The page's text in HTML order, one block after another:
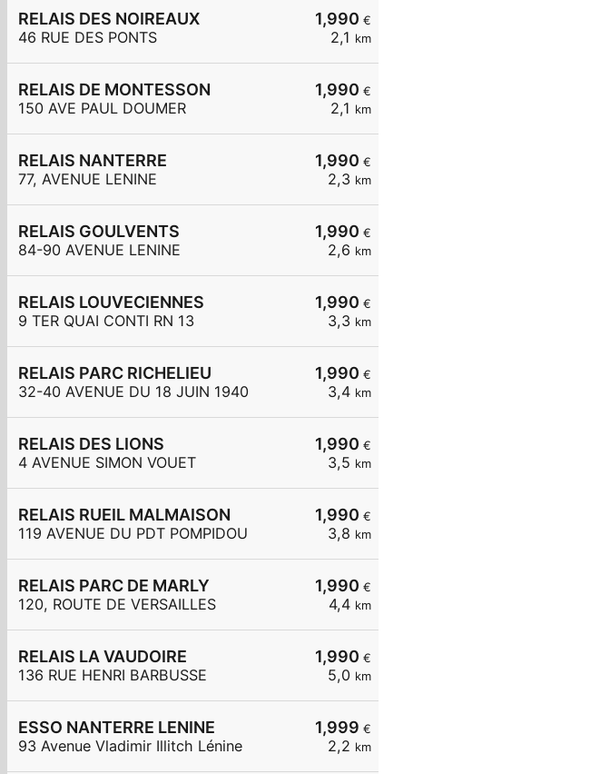
1,990 €
2,1 km
RELAIS DES NOIREAUX
46 RUE DES PONTS
1,990 €
2,1 km
RELAIS DE MONTESSON
150 AVE PAUL DOUMER
1,990 €
2,3 km
RELAIS NANTERRE
77, AVENUE LENINE
1,990 €
2,6 km
RELAIS GOULVENTS
84-90 AVENUE LENINE
1,990 €
3,3 km
RELAIS LOUVECIENNES
9 TER QUAI CONTI RN 13
1,990 €
3,4 km
RELAIS PARC RICHELIEU
32-40 AVENUE DU 18 JUIN 1940
1,990 €
3,5 km
RELAIS DES LIONS
4 AVENUE SIMON VOUET
1,990 €
3,8 km
RELAIS RUEIL MALMAISON
119 AVENUE DU PDT POMPIDOU
1,990 €
4,4 km
RELAIS PARC DE MARLY
120, ROUTE DE VERSAILLES
1,990 €
5,0 km
RELAIS LA VAUDOIRE
136 RUE HENRI BARBUSSE
1,999 €
2,2 km
ESSO NANTERRE LENINE
93 Avenue Vladimir Illitch Lénine